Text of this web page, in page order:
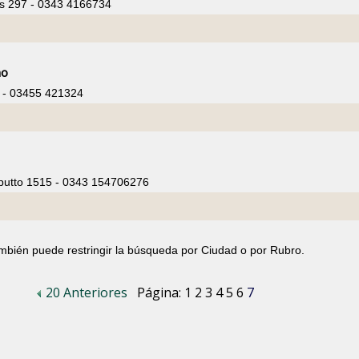
297 - 0343 4166734
03455 421324
1515 - 0343 154706276
puede restringir la búsqueda por Ciudad o por Rubro.
20 Anteriores Página: 1 2 3 45 6 7